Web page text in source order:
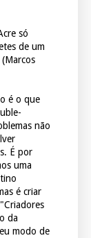
só
de um
é o que
não
É por
uma
é criar
da
modo de